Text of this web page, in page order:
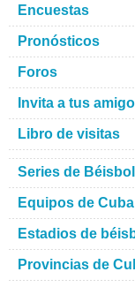
Encuestas
Pronósticos
Foros
Invita a tus
Libro de visitas
Series de Béisbol
Equipos de Cuba
Estadios de
Provincias de